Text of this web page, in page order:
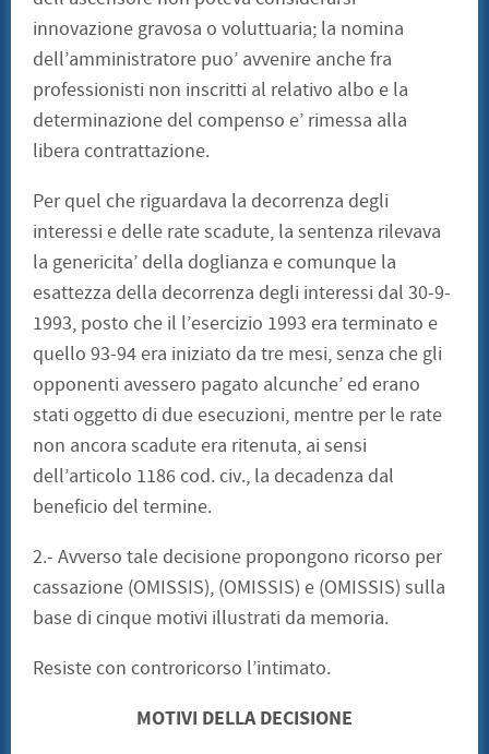
innovazione gravosa o voluttuaria; la nomina
dell’amministratore puo’ avvenire anche fra
professionisti non inscritti al relativo albo e la
determinazione del compenso e’ rimessa alla
libera contrattazione.
Per quel che riguardava la decorrenza degli
interessi e delle rate scadute, la sentenza rilevava
la genericita’ della doglianza e comunque la
esattezza della decorrenza degli interessi dal 30-9-
1993, posto che il l’esercizio 1993 era terminato e
quello 93-94 era iniziato da tre mesi, senza che gli
opponenti avessero pagato alcunche’ ed erano
stati oggetto di due esecuzioni, mentre per le rate
non ancora scadute era ritenuta, ai sensi
dell’articolo 1186 cod. civ., la decadenza dal
beneficio del termine.
2.- Avverso tale decisione propongono ricorso per
cassazione (OMISSIS), (OMISSIS) e (OMISSIS) sulla
base di cinque motivi illustrati da memoria.
Resiste con controricorso l’intimato.
MOTIVI DELLA DECISIONE